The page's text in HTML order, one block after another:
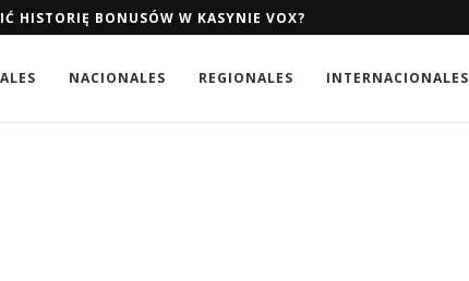
HISTORIĘ BONUSÓW W KASYNIE VOX?
NACIONALES REGIONALES INTERNACIONALES